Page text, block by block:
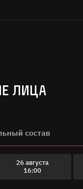
ЛИЦА
состав
26 августа
16:00